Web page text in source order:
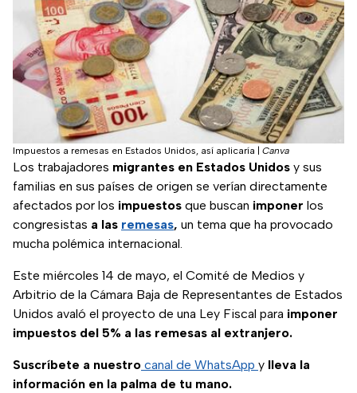
Impuestos a remesas en Estados Unidos, así aplicaría Canva
Los trabajadores migrantes en Estados Unidos y sus
familias en sus países de origen se verían directamente
afectados por los impuestos que buscan imponer los
congresistas a las remesas, un tema que ha provocado
mucha polémica internacional.
Este miércoles 14 de mayo, el Comité de Medios y
Arbitrio de la Cámara Baja de Representantes de Estados
Unidos avaló el proyecto de una Ley Fiscal para imponer
impuestos del 5% a las remesas al extranjero.
Suscríbete a nuestro canal de WhatsApp y lleva la
información en la palma de tu mano.